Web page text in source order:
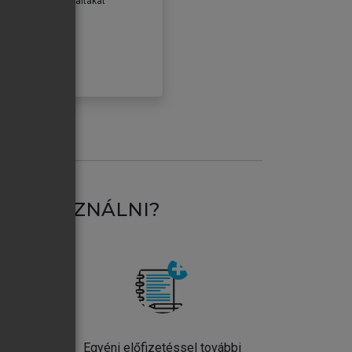
HASZNÁLNI?
Egyéni előfizetéssel további